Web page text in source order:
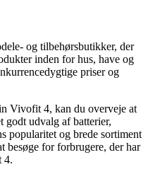
og tilbehørsbutikker, der
inden for hus, have og
priser og
Vivofit 4, kan du overveje at
godt udvalg af batterier,
popularitet og brede sortiment
besøge for forbrugere, der har
4.